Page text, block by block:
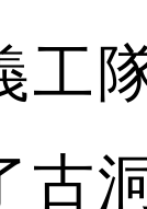
工
古